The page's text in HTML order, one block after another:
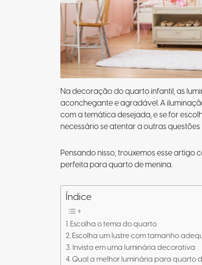
Na decoração do quarto infantil, as
aconchegante e agradável. A
com a temática desejada, e se for
necessário se atentar a outras
Pensando nisso, trouxemos esse
perfeita para quarto de menina.
Índice
Escolha o tema do quarto
Escolha um lustre com tamanho
Invista em uma luminária decorativa
Qual a melhor luminária para quarto